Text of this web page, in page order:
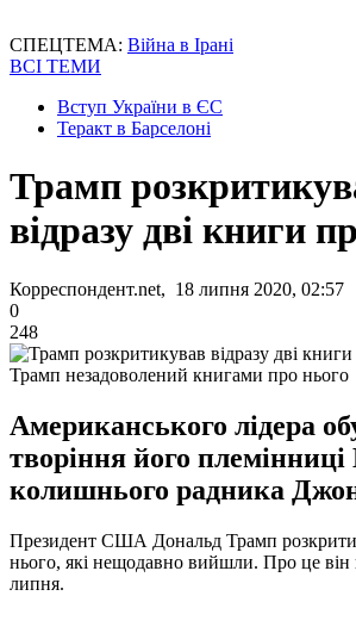
СПЕЦТЕМА: Війна в Ірані
ВСІ ТЕМИ
Вступ України в ЄС
Теракт в Барселоні
Трамп
відразу дві книги
Корреспондент.net, 18 липня 2020, 02:57
0
248
Трамп незадоволений книгами про нього
Американського лідера
творіння його
колишнього радника
Президент США Дональд Трамп
нього, які нещодавно вийшли. Про це він
липня.